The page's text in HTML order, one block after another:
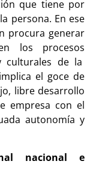
que tiene por
persona. En ese
procura generar
los procesos
culturales de la
el goce de
libre desarrollo
empresa con el
autonomía y
nacional e